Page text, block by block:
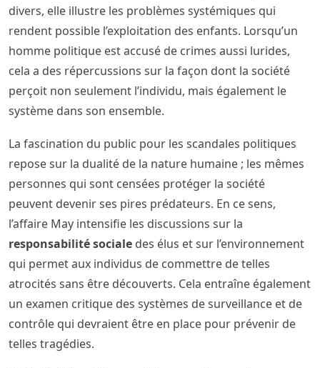
divers, elle illustre les problèmes systémiques qui
rendent possible l’exploitation des enfants. Lorsqu’un
homme politique est accusé de crimes aussi lurides,
cela a des répercussions sur la façon dont la société
perçoit non seulement l’individu, mais également le
système dans son ensemble.
La fascination du public pour les scandales politiques
repose sur la dualité de la nature humaine ; les mêmes
personnes qui sont censées protéger la société
peuvent devenir ses pires prédateurs. En ce sens,
l’affaire May intensifie les discussions sur la
responsabilité sociale des élus et sur l’environnement
qui permet aux individus de commettre de telles
atrocités sans être découverts. Cela entraîne également
un examen critique des systèmes de surveillance et de
contrôle qui devraient être en place pour prévenir de
telles tragédies.